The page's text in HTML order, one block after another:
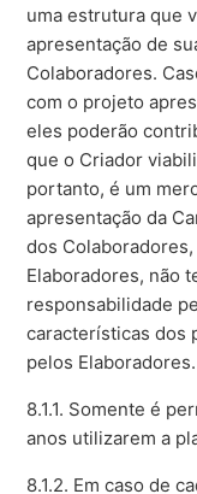
uma estrutura que
apresentação de
Colaboradores.
com o projeto
eles poderão
que o Criador
portanto, é um
apresentação da
dos
Elaboradores, não
responsabilidade
características dos
pelos Elaboradores.
8.1.1. Somente é
anos utilizarem a
8.1.2. Em caso de